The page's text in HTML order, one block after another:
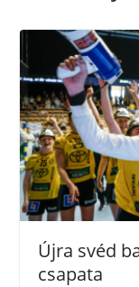
Újra svéd
csapata